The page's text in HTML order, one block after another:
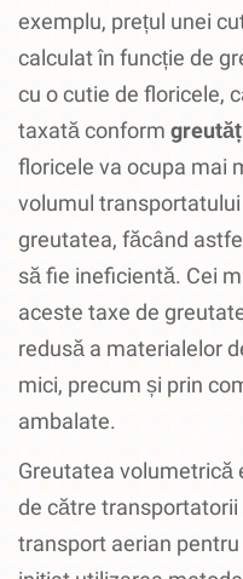
exemplu, prețul unei
calculat în funcție de
cu o cutie de floricele,
taxată conform
floricele va ocupa mai
volumul
greutatea, făcând
să fie ineficientă. Cei
aceste taxe de
redusă a materialelor
mici, precum și prin
ambalate.
Greutatea volumetrică
de către
transport aerian